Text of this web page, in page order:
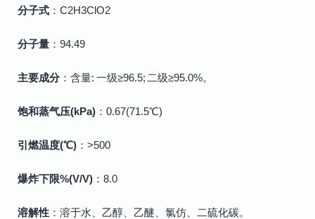
分子式 ：C2H3ClO2
分子量 ：94.49
主要成分：含量: 一级≥96.5; 二级≥95.0%。
饱和蒸气压(kPa) ：0.67(71.5℃)
引燃温度(℃) ：>500
爆炸下限%(V/V) ：8.0
溶解性 ：溶于水、乙醇、乙醚、氯仿、二硫化碳。